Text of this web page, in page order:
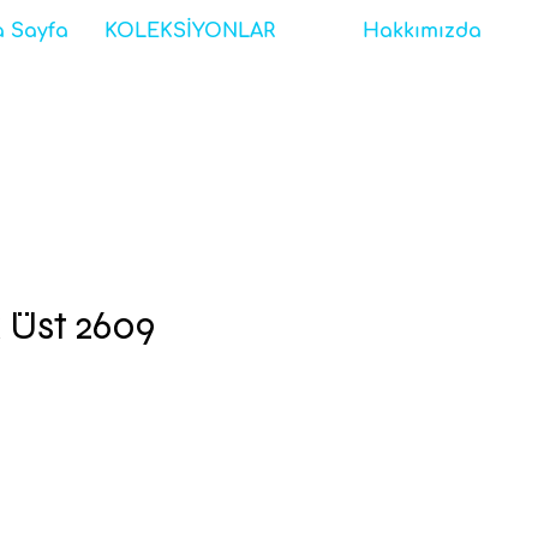
Sayfa KOLEKSİYONLAR Hakkımızda
2609